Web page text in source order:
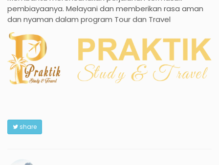
pembiayaanya. Melayani dan memberikan rasa aman
dan nyaman dalam program Tour dan Travel
share